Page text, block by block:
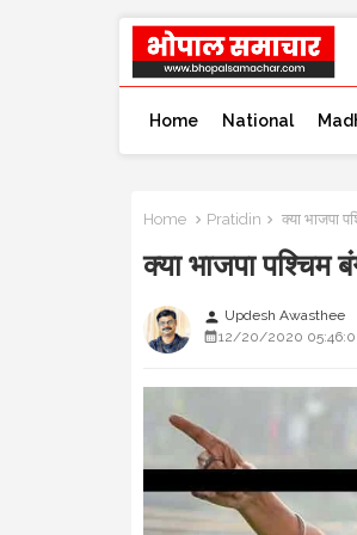
Home National
Home Pratidin क्या भाजपा
क्या भाजपा पश्चिम
person Updesh Awasthee
12/20/2020